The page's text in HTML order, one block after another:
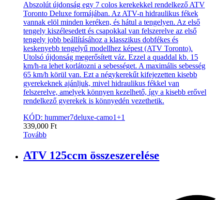
Abszolút újdonság egy 7 colos kerekekkel rendelkező ATV
Toronto Deluxe formájában. Az ATV-n hidraulikus fékek
vannak elöl minden keréken, és hátul a tengelyen. Az első
tengely kiszélesedett és csapokkal van felszerelve az első
tengely jobb beállításához a klasszikus dobfékes és
keskenyebb tengelyű modellhez képest (ATV Toronto).
Utolsó újdonság megerősített váz. Ezzel a quaddal kb. 15
km/h-ra lehet korlátozni a sebességet. A maximális sebesség
65 km/h körül van. Ezt a négykerekűt kifejezetten kisebb
gyerekeknek ajánljuk, mivel hidraulikus fékkel van
felszerelve, amelyek könnyen kezelhető, így a kisebb erővel
rendelkező gyerekek is könnyedén vezethetik.
KÓD: hummer7deluxe-camo1+1
339,000 Ft
Tovább
ATV 125ccm összeszerelése